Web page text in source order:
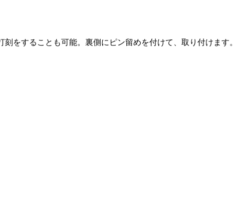
をすることも可能。裏側にピン留めを付けて、取り付けます。